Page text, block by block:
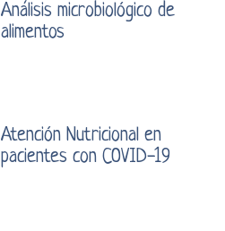
Análisis microbiológico de
alimentos
Atención Nutricional en
pacientes con COVID-19